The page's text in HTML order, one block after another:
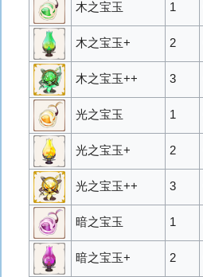
木之宝玉 1
木之宝玉+ 2
木之宝玉++ 3
光之宝玉 1
光之宝玉+ 2
光之宝玉++ 3
暗之宝玉 1
暗之宝玉+ 2